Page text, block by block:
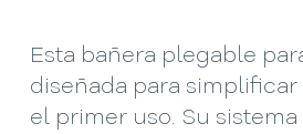
Esta bañera plegable
diseñada para
el primer uso. Su